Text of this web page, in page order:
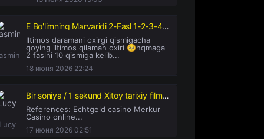
E Bo'limning Marvaridi 2-Fasl 1-2-3-4-5-6-7-8-10-11-12-14-15-16-17-20 Qism serial uzbek tilida Barcha qismlar
Iltimos daramani oxirgi qismigacha
qoying iltimos qilaman oxiri 🥺hqmaga
2 faslni 10 qismiga kelib...
18 июня 2026 22:24
Bir soniya / 1 sekund Xitoy tarixiy filmi Uzbek tilida 2019 tarjima kino
References: Echtgeld casino Merkur
Casino online...
17 июня 2026 02:51
Lucy